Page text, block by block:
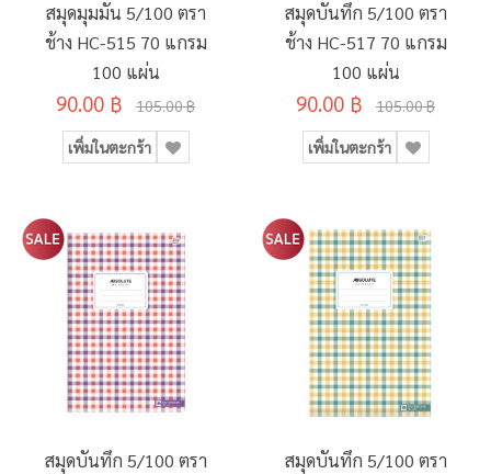
สมุดมุมมัน 5/100 ตรา
ช้าง HC-515 70 แกรม
100 แผ่น
90.00 ฿ 105.00 ฿
เพิ่มในตะกร้า
สมุดบันทึก 5/100 ตรา
ช้าง HC-517 70 แกรม
100 แผ่น
90.00 ฿ 105.00 ฿
เพิ่มในตะกร้า
สมุดบันทึก 5/100 ตรา
สมุดบันทึก 5/100 ตรา